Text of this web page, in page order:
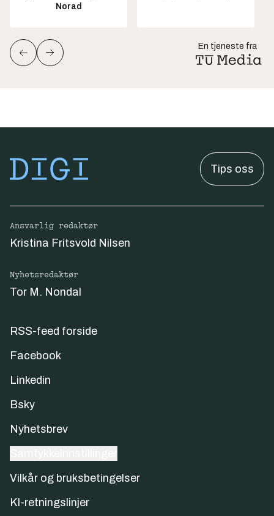
Norad
En tjeneste fra
Tips oss
Ansvarlig redaktør
Kristina Fritsvold Nilsen
Nyhetsredaktør
Tor M. Nondal
RSS-feed forside
Facebook
Linkedin
Bsky
Nyhetsbrev
Vilkår og bruksbetingelser
KI-retningslinjer